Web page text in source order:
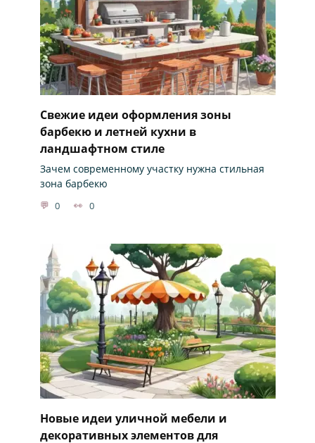
Свежие идеи оформления зоны
барбекю и летней кухни в
ландшафтном стиле
Зачем современному участку нужна стильная
зона барбекю
0 0
Новые идеи уличной мебели и
декоративных элементов для